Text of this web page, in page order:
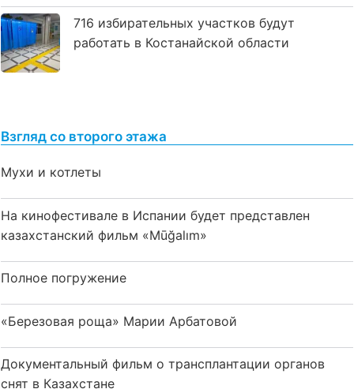
716 избирательных участков будут
работать в Костанайской области
Взгляд со второго этажа
Мухи и котлеты
На кинофестивале в Испании будет представлен
казахстанский фильм «Mūğalım»
Полное погружение
«Березовая роща» Марии Арбатовой
Документальный фильм о трансплантации органов
снят в Казахстане